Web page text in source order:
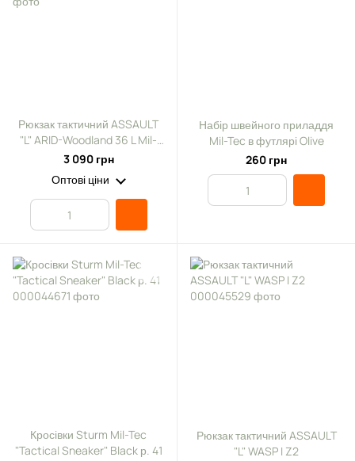
Рюкзак тактичний ASSAULT
"L" ARID-Woodland 36 L Mil-
Tec
3 090 грн
Оптові ціни
Набір швейного приладдя
Mil-Tec в футлярі Olive
260 грн
Кросівки Sturm Mil-Tec
"Tactical Sneaker" Black р. 41
Рюкзак тактичний ASSAULT
"L" WASP I Z2